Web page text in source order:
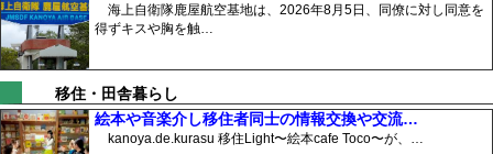
海上自衛隊鹿屋航空基地は、2026年8月5日、同僚に対し同意を
得ずキスや胸を触…
移住・田舎暮らし
絵本や音楽介し移住者同士の情報交換や交流…
kanoya.de.kurasu 移住Light〜絵本cafe Toco〜が、…